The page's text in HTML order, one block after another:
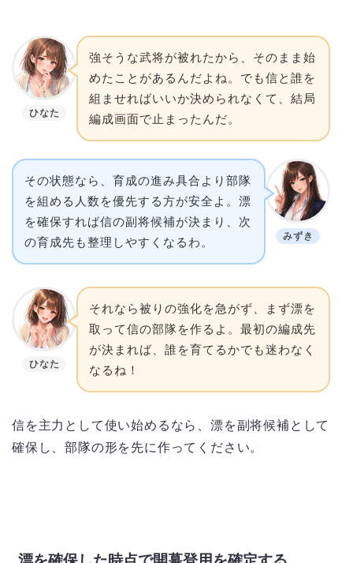
ひなた
強そうな武将が被れたから、そのまま始
めたことがあるんだよね。でも信と誰を
組ませればいいか決められなくて、結局
編成画面で止まったんだ。
みずき
その状態なら、育成の進み具合より部隊
を組める人数を優先する方が安全よ。漂
を確保すれば信の副将候補が決まり、次
の育成先も整理しやすくなるわ。
ひなた
それなら被りの強化を急がず、まず漂を
取って信の部隊を作るよ。最初の編成先
が決まれば、誰を育てるかでも迷わなく
なるね！
信を主力として使い始めるなら、漂を副将候補として
確保し、部隊の形を先に作ってください。